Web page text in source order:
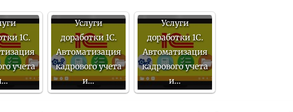
1С.
учета
Услуги
доработки 1С.
Автоматизация
кадрового учета
и…
Услуги
доработки 1С.
Автоматизация
кадрового учета
и…